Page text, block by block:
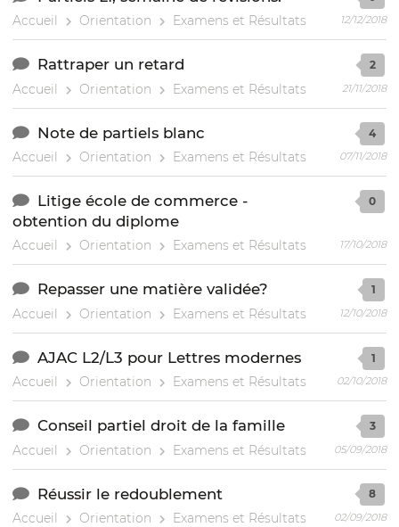
Accueil Orientation Examens et Résultats 12/12/2018
Rattraper un retard
Accueil Orientation Examens et Résultats
2
21/11/2018
Note de partiels blanc
Accueil Orientation Examens et Résultats
4
07/11/2018
Litige école de commerce -
obtention du diplome
Accueil Orientation Examens et Résultats
0
17/10/2018
Repasser une matière validée?
Accueil Orientation Examens et Résultats
1
12/10/2018
AJAC L2/L3 pour Lettres modernes
Accueil Orientation Examens et Résultats
1
02/10/2018
Conseil partiel droit de la famille
Accueil Orientation Examens et Résultats
3
05/09/2018
Réussir le redoublement
Accueil Orientation Examens et Résultats
8
02/09/2018